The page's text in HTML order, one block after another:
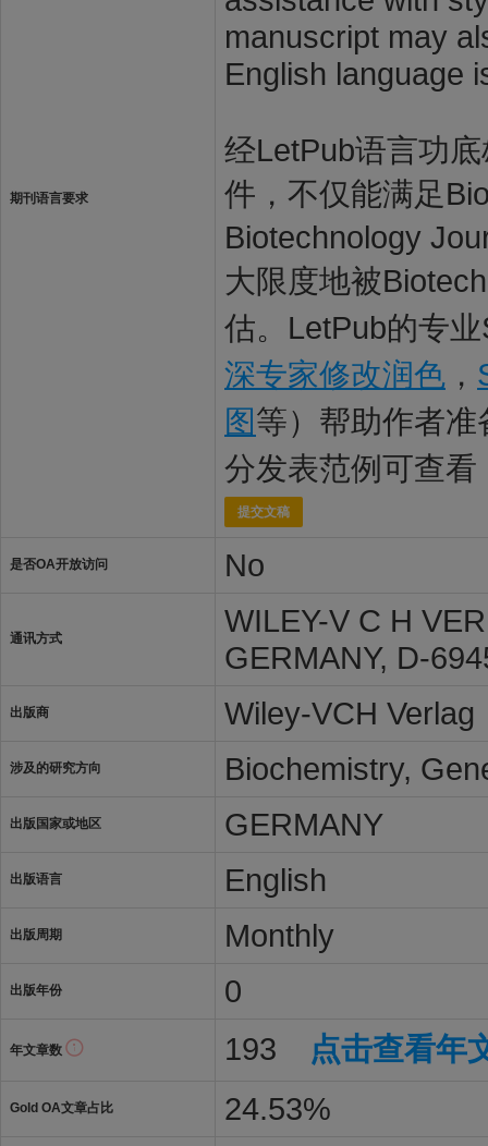
期刊语言要求
manuscript may
English language
经LetPub语言功
件，不仅能满足
Biotechnology
大限度地被
估。LetPub的专
深专家修改润色 ，
图等）帮助作者
分发表范例可查看
提交文稿
是否OA开放访问 No
通讯方式
WILEY-V C H
GERMANY, D-
出版商 Wiley-VCH Verlag
涉及的研究方向 Biochemistry,
出版国家或地区 GERMANY
出版语言 English
出版周期 Monthly
出版年份 0
年文章数 193 点击查看年
Gold OA文章占比 24.53%